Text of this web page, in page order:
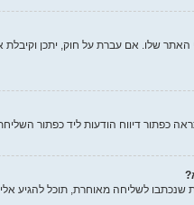
דיווח הודעות ליד כפתור
לשליחה מאוחרת, תוכל להגיע